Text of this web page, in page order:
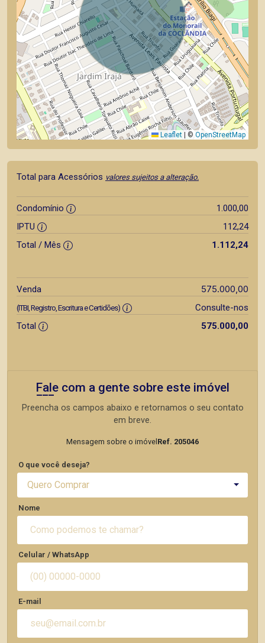
Leaflet © OpenStreetMap
Total para Acessórios valores sujeitos a alteração.
Condomínio
1.000,00
IPTU
112,24
Total / Mês
1.112,24
Venda 575.000,00
(ITBI, Registro, Escritura e Certidões)
Consulte-nos
Total
575.000,00
Fale com a gente sobre este imóvel
Preencha os campos abaixo e retornamos o seu contato
em breve.
Mensagem sobre o imóvel Ref. 205046
O que você deseja?
Quero Comprar
Nome
Celular / WhatsApp
E-mail